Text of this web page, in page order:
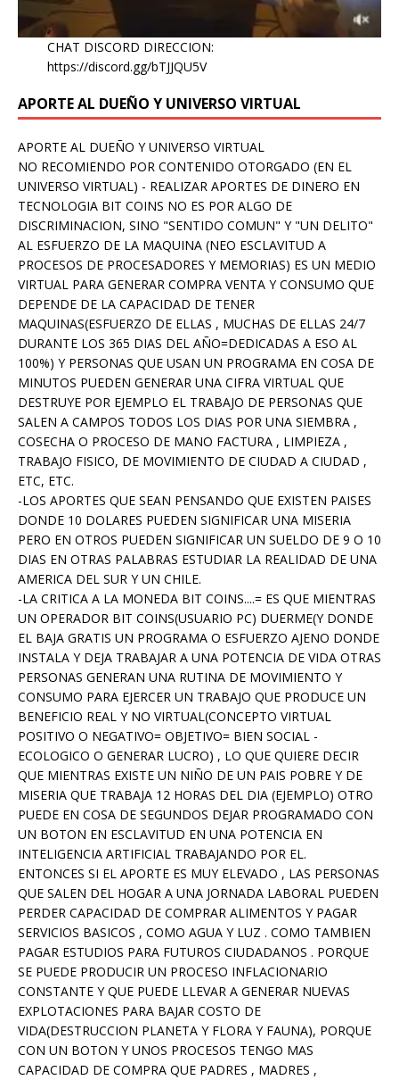
CHAT DISCORD DIRECCION:
https://discord.gg/bTJJQU5V
APORTE AL DUEÑO Y UNIVERSO VIRTUAL
APORTE AL DUEÑO Y UNIVERSO VIRTUAL
NO RECOMIENDO POR CONTENIDO OTORGADO (EN EL
UNIVERSO VIRTUAL) - REALIZAR APORTES DE DINERO EN
TECNOLOGIA BIT COINS NO ES POR ALGO DE
DISCRIMINACION, SINO "SENTIDO COMUN" Y "UN DELITO"
AL ESFUERZO DE LA MAQUINA (NEO ESCLAVITUD A
PROCESOS DE PROCESADORES Y MEMORIAS) ES UN MEDIO
VIRTUAL PARA GENERAR COMPRA VENTA Y CONSUMO QUE
DEPENDE DE LA CAPACIDAD DE TENER
MAQUINAS(ESFUERZO DE ELLAS , MUCHAS DE ELLAS 24/7
DURANTE LOS 365 DIAS DEL AÑO=DEDICADAS A ESO AL
100%) Y PERSONAS QUE USAN UN PROGRAMA EN COSA DE
MINUTOS PUEDEN GENERAR UNA CIFRA VIRTUAL QUE
DESTRUYE POR EJEMPLO EL TRABAJO DE PERSONAS QUE
SALEN A CAMPOS TODOS LOS DIAS POR UNA SIEMBRA ,
COSECHA O PROCESO DE MANO FACTURA , LIMPIEZA ,
TRABAJO FISICO, DE MOVIMIENTO DE CIUDAD A CIUDAD ,
ETC, ETC.
-LOS APORTES QUE SEAN PENSANDO QUE EXISTEN PAISES
DONDE 10 DOLARES PUEDEN SIGNIFICAR UNA MISERIA
PERO EN OTROS PUEDEN SIGNIFICAR UN SUELDO DE 9 O 10
DIAS EN OTRAS PALABRAS ESTUDIAR LA REALIDAD DE UNA
AMERICA DEL SUR Y UN CHILE.
-LA CRITICA A LA MONEDA BIT COINS....= ES QUE MIENTRAS
UN OPERADOR BIT COINS(USUARIO PC) DUERME(Y DONDE
EL BAJA GRATIS UN PROGRAMA O ESFUERZO AJENO DONDE
INSTALA Y DEJA TRABAJAR A UNA POTENCIA DE VIDA OTRAS
PERSONAS GENERAN UNA RUTINA DE MOVIMIENTO Y
CONSUMO PARA EJERCER UN TRABAJO QUE PRODUCE UN
BENEFICIO REAL Y NO VIRTUAL(CONCEPTO VIRTUAL
POSITIVO O NEGATIVO= OBJETIVO= BIEN SOCIAL -
ECOLOGICO O GENERAR LUCRO) , LO QUE QUIERE DECIR
QUE MIENTRAS EXISTE UN NIÑO DE UN PAIS POBRE Y DE
MISERIA QUE TRABAJA 12 HORAS DEL DIA (EJEMPLO) OTRO
PUEDE EN COSA DE SEGUNDOS DEJAR PROGRAMADO CON
UN BOTON EN ESCLAVITUD EN UNA POTENCIA EN
INTELIGENCIA ARTIFICIAL TRABAJANDO POR EL.
ENTONCES SI EL APORTE ES MUY ELEVADO , LAS PERSONAS
QUE SALEN DEL HOGAR A UNA JORNADA LABORAL PUEDEN
PERDER CAPACIDAD DE COMPRAR ALIMENTOS Y PAGAR
SERVICIOS BASICOS , COMO AGUA Y LUZ . COMO TAMBIEN
PAGAR ESTUDIOS PARA FUTUROS CIUDADANOS . PORQUE
SE PUEDE PRODUCIR UN PROCESO INFLACIONARIO
CONSTANTE Y QUE PUEDE LLEVAR A GENERAR NUEVAS
EXPLOTACIONES PARA BAJAR COSTO DE
VIDA(DESTRUCCION PLANETA Y FLORA Y FAUNA), PORQUE
CON UN BOTON Y UNOS PROCESOS TENGO MAS
CAPACIDAD DE COMPRA QUE PADRES , MADRES ,